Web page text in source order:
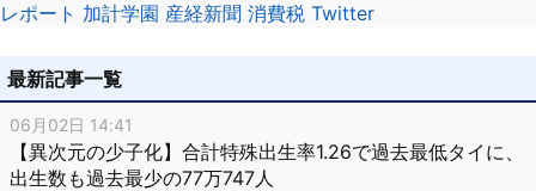
レポート 加計学園 産経新聞 消費税 Twitter
最新記事一覧
06月02日 14:41
【異次元の少子化】合計特殊出生率1.26で過去最低タイに、
出生数も過去最少の77万747人